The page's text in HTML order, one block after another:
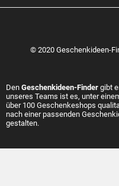
© 2020 Geschenkideen-
Den Geschenkideen-Finder gibt
unseres Teams ist es, unter
über 100 Geschenkeshops
nach einer passenden
gestalten.